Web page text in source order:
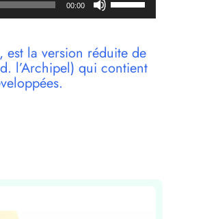
00:00
haut/bas
pour
augmenter
la version réduite de
l’Archipel) qui contient